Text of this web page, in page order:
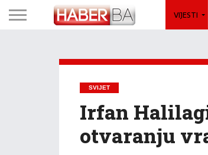
VIJESTI
SVIJET
Irfan
otvaranju